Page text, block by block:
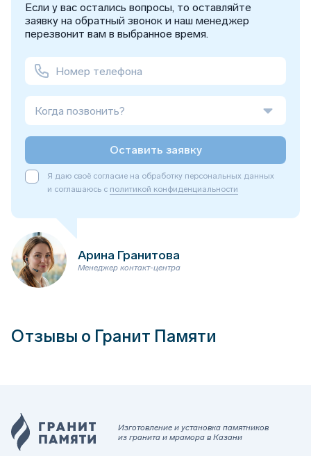
Если у вас остались вопросы, то оставляйте
заявку на обратный звонок и наш менеджер
перезвонит вам в выбранное время.
Когда позвонить?
Оставить заявку
Я даю своё согласие на обработку персональных данных
и соглашаюсь с политикой конфиденциальности
Арина Гранитова
Менеджер контакт-центра
Отзывы о Гранит Памяти
Изготовление и установка памятников
из гранита и мрамора в Казани